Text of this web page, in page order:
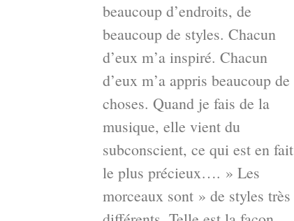
beaucoup d’endroits, de
beaucoup de styles. Chacun
d’eux m’a inspiré. Chacun
d’eux m’a appris beaucoup de
choses. Quand je fais de la
musique, elle vient du
subconscient, ce qui est en fait
le plus précieux…. » Les
morceaux sont » de styles très